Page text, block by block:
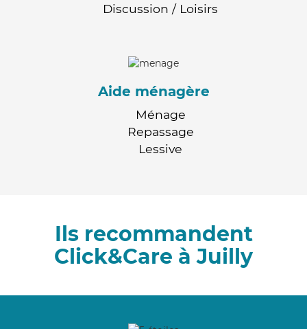
Discussion / Loisirs
Aide ménagère
Ménage
Repassage
Lessive
Ils recommandent
Click&Care à Juilly